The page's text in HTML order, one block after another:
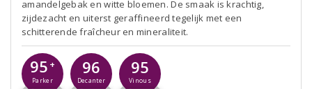
amandelgebak en witte bloemen. De smaak is krachtig,
zijdezacht en uiterst geraffineerd tegelijk met een
schitterende fraîcheur en mineraliteit.
95 +
Parker
96
Decanter
95
Vinous